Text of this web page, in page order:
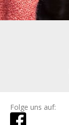
Folge uns auf: